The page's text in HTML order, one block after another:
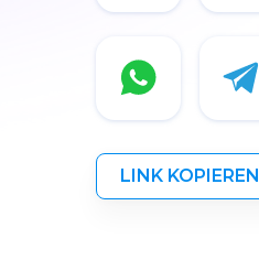
LINK KOPIEREN